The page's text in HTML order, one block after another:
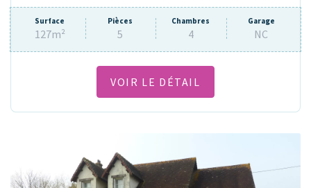
Surface
127m²
Pièces
5
Chambres
4
Garage
NC
VOIR LE DÉTAIL